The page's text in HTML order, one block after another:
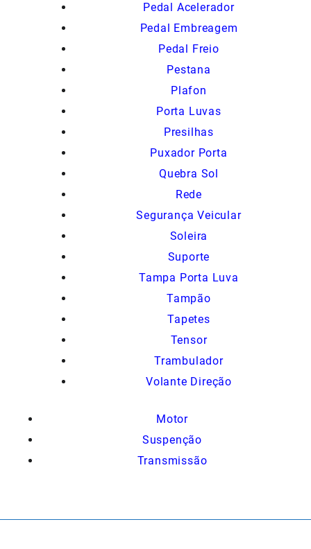
Pedal Acelerador
Pedal Embreagem
Pedal Freio
Pestana
Plafon
Porta Luvas
Presilhas
Puxador Porta
Quebra Sol
Rede
Segurança Veicular
Soleira
Suporte
Tampa Porta Luva
Tampão
Tapetes
Tensor
Trambulador
Volante Direção
Motor
Suspenção
Transmissão